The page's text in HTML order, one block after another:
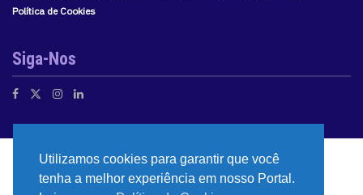
Política de Cookies
Siga-Nos
Utilizamos cookies para garantir que você
tenha a melhor experiência em nosso Portal.